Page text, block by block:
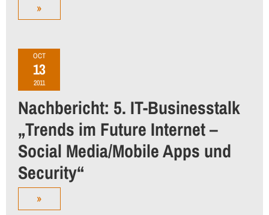
»
OCT
13
2011
Nachbericht: 5. IT-Businesstalk
„Trends im Future Internet –
Social Media/Mobile Apps und
Security“
»